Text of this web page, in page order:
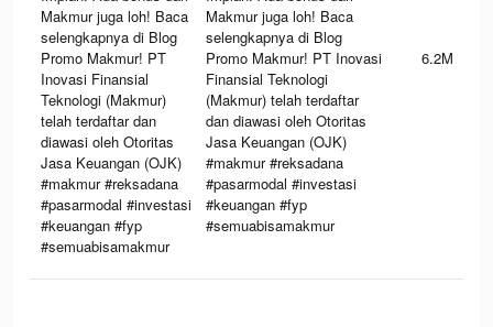
Makmur juga loh! Baca
selengkapnya di Blog
Promo Makmur! PT
Inovasi Finansial
Teknologi (Makmur)
telah terdaftar dan
diawasi oleh Otoritas
Jasa Keuangan (OJK)
#makmur #reksadana
#pasarmodal #investasi
#keuangan #fyp
#semuabisamakmur
Makmur juga loh! Baca
selengkapnya di Blog
Promo Makmur! PT Inovasi
Finansial Teknologi
(Makmur) telah terdaftar
dan diawasi oleh Otoritas
Jasa Keuangan (OJK)
#makmur #reksadana
#pasarmodal #investasi
#keuangan #fyp
#semuabisamakmur
6.2M